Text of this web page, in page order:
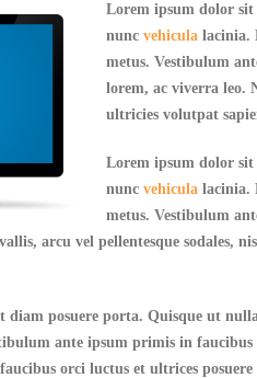
Lorem ipsum dolor sit
nunc vehicula lacinia.
metus. Vestibulum
lorem, ac viverra leo.
ultricies volutpat
Lorem ipsum dolor sit
nunc vehicula lacinia.
metus. Vestibulum
arcu vel pellentesque sodales,
diam posuere porta. Quisque ut
ante ipsum primis in
orci luctus et ultrices